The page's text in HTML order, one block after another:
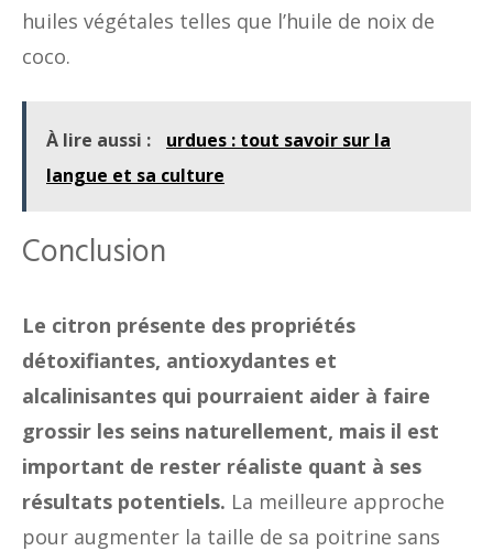
huiles végétales telles que l’huile de noix de
coco.
À lire aussi :
urdues : tout savoir sur la
langue et sa culture
Conclusion
Le citron présente des propriétés
détoxifiantes, antioxydantes et
alcalinisantes qui pourraient aider à faire
grossir les seins naturellement, mais il est
important de rester réaliste quant à ses
résultats potentiels. La meilleure approche
pour augmenter la taille de sa poitrine sans